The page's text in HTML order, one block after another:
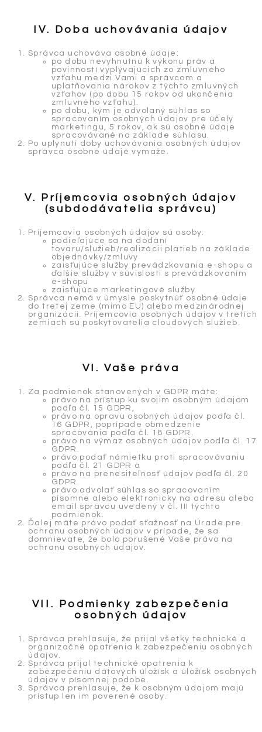
IV. Doba uchovávania údajov
Správca uchováva osobné údaje:
po dobu nevyhnutnú k výkonu práv a
povinností vyplývajúcich zo zmluvného
vzťahu medzi Vami a správcom a
uplatňovania nárokov z týchto zmluvných
vzťahov (po dobu 15 rokov od ukončenia
zmluvného vzťahu).
po dobu, kým je odvolaný súhlas so
spracovaním osobných údajov pre účely
marketingu, 5 rokov, ak sú osobné údaje
spracovávané na základe súhlasu.
Po uplynutí doby uchovávania osobných údajov
správca osobné údaje vymaže.
V. Príjemcovia osobných údajov
(subdodávatelia správcu)
Príjemcovia osobných údajov sú osoby:
podieľajúce sa na dodaní
tovaru/služieb/realizácii platieb na základe
objednávky/zmluvy
zaisťujúce služby prevádzkovania e-shopu a
ďalšie služby v súvislosti s prevádzkovaním
e-shopu
zaisťujúce marketingové služby
Správca nemá v úmysle poskytnúť osobné údaje
do tretej zeme (mimo EU) alebo medzinárodnej
organizácii. Príjemcovia osobných údajov v tretích
zemiach sú poskytovatelia cloudových služieb.
VI. Vaše práva
Za podmienok stanovených v GDPR máte:
právo na prístup ku svojim osobným údajom
podľa čl. 15 GDPR,
právo na opravu osobných údajov podľa čl.
16 GDPR, poprípade obmedzenie
spracovania podľa čl. 18 GDPR.
právo na výmaz osobných údajov podľa čl. 17
GDPR.
právo podať námietku proti spracovávaniu
podľa čl. 21 GDPR a
právo na prenesiteľnosť údajov podľa čl. 20
GDPR.
právo odvolať súhlas so spracovaním
písomne alebo elektronicky na adresu alebo
email správcu uvedený v čl. III týchto
podmienok.
Ďalej máte právo podať sťažnosť na Úrade pre
ochranu osobných údajov v prípade, že sa
domnievate, že bolo porušené Vaše právo na
ochranu osobných údajov.
VII. Podmienky zabezpečenia
osobných údajov
Správca prehlasuje, že prijal všetky technické a
organizačné opatrenia k zabezpečeniu osobných
údajov.
Správca prijal technické opatrenia k
zabezpečeniu dátových úložísk a úložísk osobných
údajov v písomnej podobe.
Správca prehlasuje, že k osobným údajom majú
prístup len im poverené osoby.